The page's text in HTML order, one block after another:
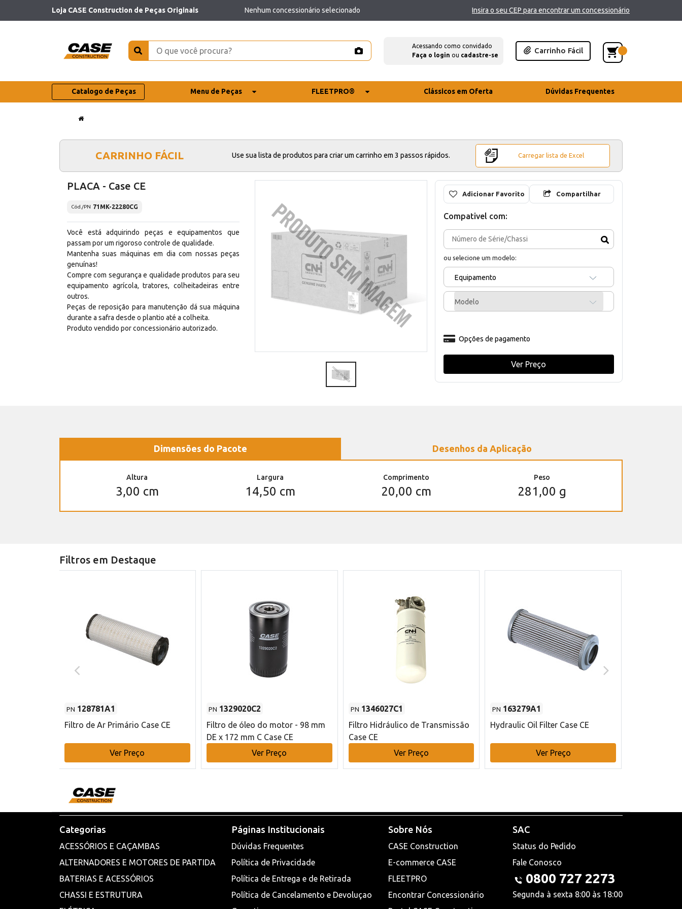
Loja CASE Construction de Peças Originais Nenhum concessionário selecionado Insira o seu CEP para encontrar um concessionário
Acessando como convidado
Faça o login ou cadastre-se
Carrinho Fácil
Catalogo de Peças Menu de Peças FLEETPRO® Clássicos em Oferta Dúvidas Frequentes
CARRINHO FÁCIL Use sua lista de produtos para criar um carrinho em 3 passos rápidos. Carregar lista de Excel
PLACA - Case CE
Cód./PN 71MK-22280CG
Você está adquirindo peças e equipamentos que
passam por um rigoroso controle de qualidade.
Mantenha suas máquinas em dia com nossas peças
genuínas!
Compre com segurança e qualidade produtos para seu
equipamento agrícola, tratores, colheitadeiras entre
outros.
Peças de reposição para manutenção dá sua máquina
durante a safra desde o plantio até a colheita.
Produto vendido por concessionário autorizado.
Adicionar Favorito Compartilhar
Compativel com:
ou selecione um modelo:
Equipamento
Modelo
Opções de pagamento
Ver Preço
Dimensões do Pacote Desenhos da Aplicação
Altura
3,00 cm
Largura
14,50 cm
Comprimento
20,00 cm
Peso
281,00 g
Filtros em Destaque
PN 128781A1
Filtro de Ar Primário Case CE
Ver Preço
PN 1329020C2
Filtro de óleo do motor - 98 mm
DE x 172 mm C Case CE
Ver Preço
PN 1346027C1
Filtro Hidráulico de Transmissão
Case CE
Ver Preço
PN 163279A1
Hydraulic Oil Filter Case CE
Ver Preço
Categorias
ACESSÓRIOS E CAÇAMBAS
ALTERNADORES E MOTORES DE PARTIDA
BATERIAS E ACESSÓRIOS
CHASSI E ESTRUTURA
Páginas Institucionais
Dúvidas Frequentes
Política de Privacidade
Política de Entrega e de Retirada
Política de Cancelamento e Devoluçao
Sobre Nós
CASE Construction
E-commerce CASE
FLEETPRO
Encontrar Concessionário
SAC
Status do Pedido
Fale Conosco
0800 727 2273
Segunda à sexta 8:00 às 18:00